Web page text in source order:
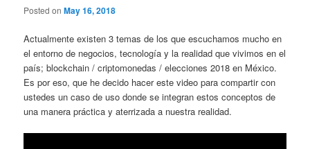
Posted onMay 16, 2018
Actualmente existen 3 temas de los que escuchamos mucho en
el entorno de negocios, tecnología y la realidad que vivimos en el
país; blockchain / criptomonedas / elecciones 2018 en México.
Es por eso, que he decido hacer este video para compartir con
ustedes un caso de uso donde se integran estos conceptos de
una manera práctica y aterrizada a nuestra realidad.